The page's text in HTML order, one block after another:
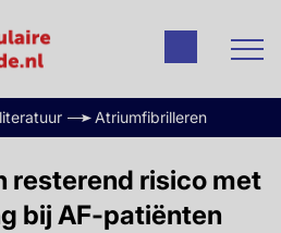
Atriumfibrilleren
resterend risico met
bij AF-patiënten